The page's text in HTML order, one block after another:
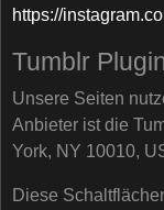
https://
Tumblr
Unsere Seiten
Anbieter ist die
York, NY 10010,
Diese